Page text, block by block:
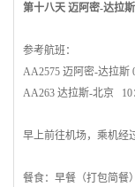
第十八天 迈阿密-达拉
参考航班：
AA2575 迈阿密-达拉斯
AA263 达拉斯-北京 10
早上前往机场，乘机经
餐食：早餐（打包简餐